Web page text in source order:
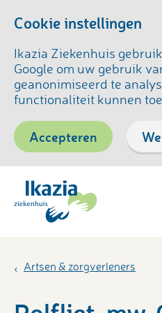
Cookie instellingen
Ikazia Ziekenhuis
Google om uw gebruik
geanonimiseerd te
functionaliteit kunnen
Accepteren
Artsen & zorgverleners